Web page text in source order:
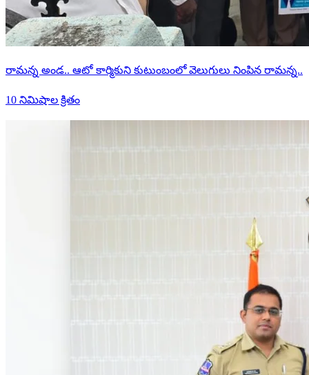
రామన్న అండ.. ఆటో కార్మికుని కుటుంబంలో వెలుగులు నింపిన రామన్న..
10 నిమిషాల క్రితం